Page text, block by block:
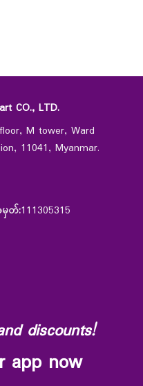
CO., LTD.
M tower, Ward
11041, Myanmar.
မှတ်:111305315
discounts!
app now